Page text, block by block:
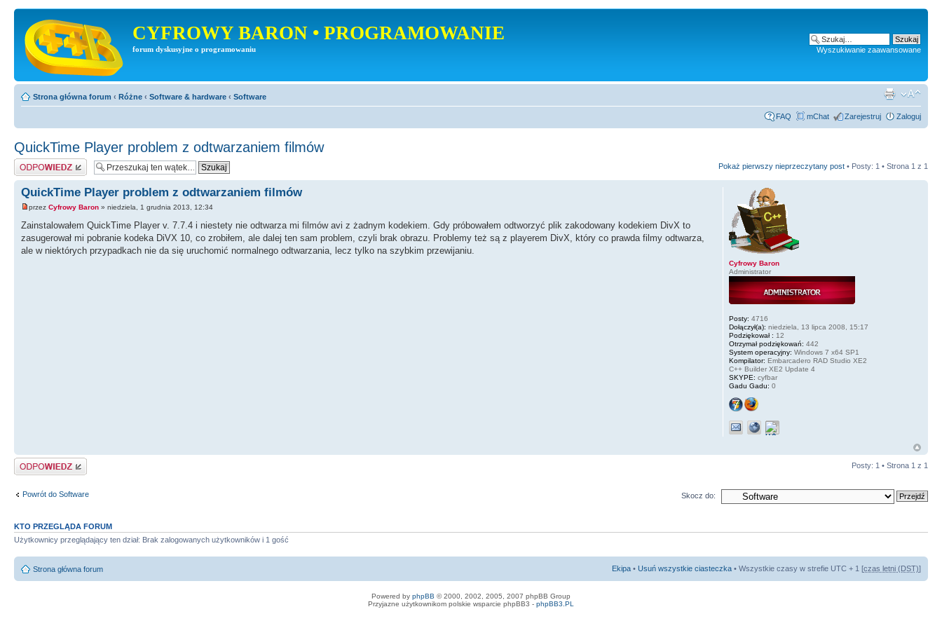
CYFROWY BARON • PROGRAMOWANIE
forum dyskusyjne o programowaniu Wyszukiwanie zaawansowane
Strona główna forum ‹ Różne ‹ Software & hardware ‹ Software
FAQ mChat Zarejestruj Zaloguj
QuickTime Player problem z odtwarzaniem filmów
Odpowiedz Pokaż pierwszy nieprzeczytany post • Posty: 1 • Strona 1 z 1
QuickTime Player problem z odtwarzaniem filmów
przez Cyfrowy Baron » niedziela, 1 grudnia 2013, 12:34
Zainstalowałem QuickTime Player v. 7.7.4 i niestety nie odtwarza mi filmów avi z żadnym kodekiem. Gdy próbowałem odtworzyć plik zakodowany kodekiem DivX to
zasugerował mi pobranie kodeka DiVX 10, co zrobiłem, ale dalej ten sam problem, czyli brak obrazu. Problemy też są z playerem DivX, który co prawda filmy odtwarza,
ale w niektórych przypadkach nie da się uruchomić normalnego odtwarzania, lecz tylko na szybkim przewijaniu.
Cyfrowy Baron
Administrator
Posty: 4716
Dołączył(a): niedziela, 13 lipca 2008, 15:17
Podziękował : 12
Otrzymał podziękowań: 442
System operacyjny: Windows 7 x64 SP1
Kompilator: Embarcadero RAD Studio XE2
C++ Builder XE2 Update 4
SKYPE: cyfbar
Gadu Gadu: 0
Odpowiedz Posty: 1 • Strona 1 z 1
Powrót do Software Skocz do:
KTO PRZEGLĄDA FORUM
Użytkownicy przeglądający ten dział: Brak zalogowanych użytkowników i 1 gość
Strona główna forum Ekipa • Usuń wszystkie ciasteczka • Wszystkie czasy w strefie UTC + 1 [czas letni (DST)]
Powered by phpBB © 2000, 2002, 2005, 2007 phpBB Group
Przyjazne użytkownikom polskie wsparcie phpBB3 - phpBB3.PL